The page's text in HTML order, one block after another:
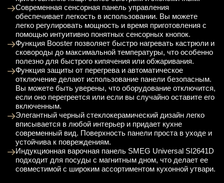
Современная сенсорная панель управления
обеспечивает легкость в использовании. Вы можете
легко регулировать мощность и время приготовления с
помощью интуитивно понятных сенсорных кнопок.
Функция Booster позволяет быстро нагревать кастрюли и
сковороды до максимальной температуры, что особенно
полезно для быстрого кипячения или обжаривания.
Функция защиты от перегрева и автоматическое
отключение делают использование панели безопасным.
Вы можете быть уверены, что оборудование отключится,
если оно перегреется или если вы случайно оставите его
включенным.
Элегантный черный стеклокерамический дизайн легко
вписывается в любой интерьер и придает кухне
современный вид. Поверхность панели проста в уходе и
устойчива к повреждениям.
Индукционная варочная панель SMEG Universal SI2641D
подходит для посуды с магнитным дном, что делает ее
совместимой с широким ассортиментом кухонной утвари.